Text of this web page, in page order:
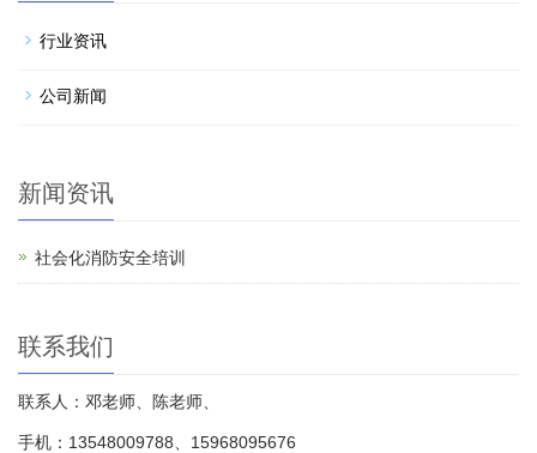
行业资讯
公司新闻
新闻资讯
社会化消防安全培训
联系我们
联系人：邓老师、陈老师、
手机：13548009788、15968095676